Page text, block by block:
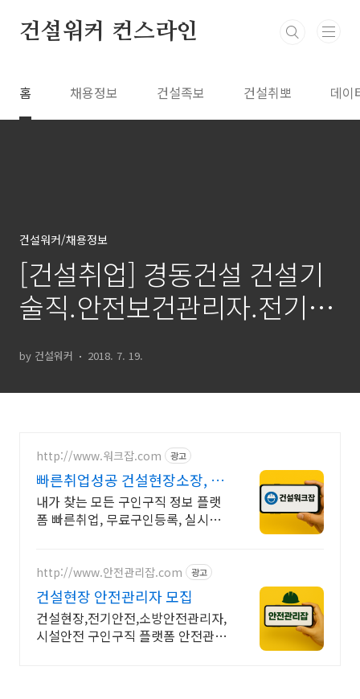
건설워커 컨스라인
홈 채용정보 건설족보 건설취뽀 데이
건설워커/채용정보
[건설취업] 경동건설 건설기
술직.안전보건관리자.전기기
by 건설워커 2018. 7. 19.
http://www.워크잡.com 광고
빠른취업성공 건설현장소장, 경
비원, 건축인부, 노가다
내가 찾는 모든 구인구직 정보 플랫
폼 빠른취업, 무료구인등록, 실시간
http://www.안전관리잡.com 광고
건설현장 안전관리자 모집
건설현장,전기안전,소방안전관리자,
시설안전 구인구직 플랫폼 안전관리